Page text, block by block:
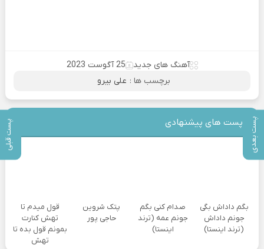
پست بعدی پست قبلی
آهنگ های جدید
25 آگوست 2023
برچسب ها : علی بیرو
پست های پیشنهادی
بگم داداش بگی
جونم داداش
(ترند اینستا)
صدام کنی بگم
جونم عمه (ترند
اینستا)
پتک شروین
حاجی پور
قول میدم تا
تهش کنارت
بمونم قول بده تا
تهش